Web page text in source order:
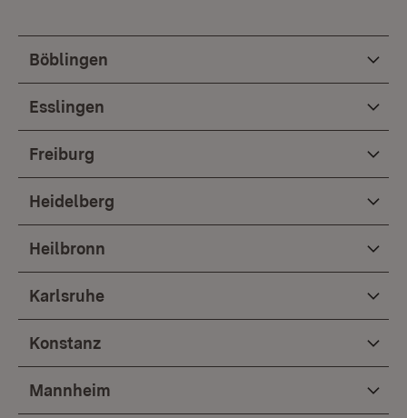
Böblingen
Esslingen
Freiburg
Heidelberg
Heilbronn
Karlsruhe
Konstanz
Mannheim